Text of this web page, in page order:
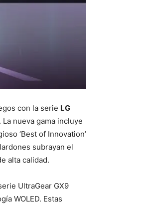
con la serie LG
nueva gama incluye
‘Best of Innovation’
subrayan el
alta calidad.
UltraGear GX9
WOLED. Estas